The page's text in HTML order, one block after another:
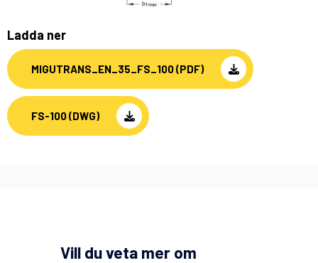
Ladda ner
MIGUTRANS_EN_35_FS_100 (PDF)
FS-100 (DWG)
Vill du veta mer om